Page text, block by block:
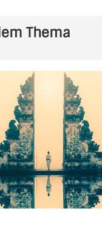
Thema